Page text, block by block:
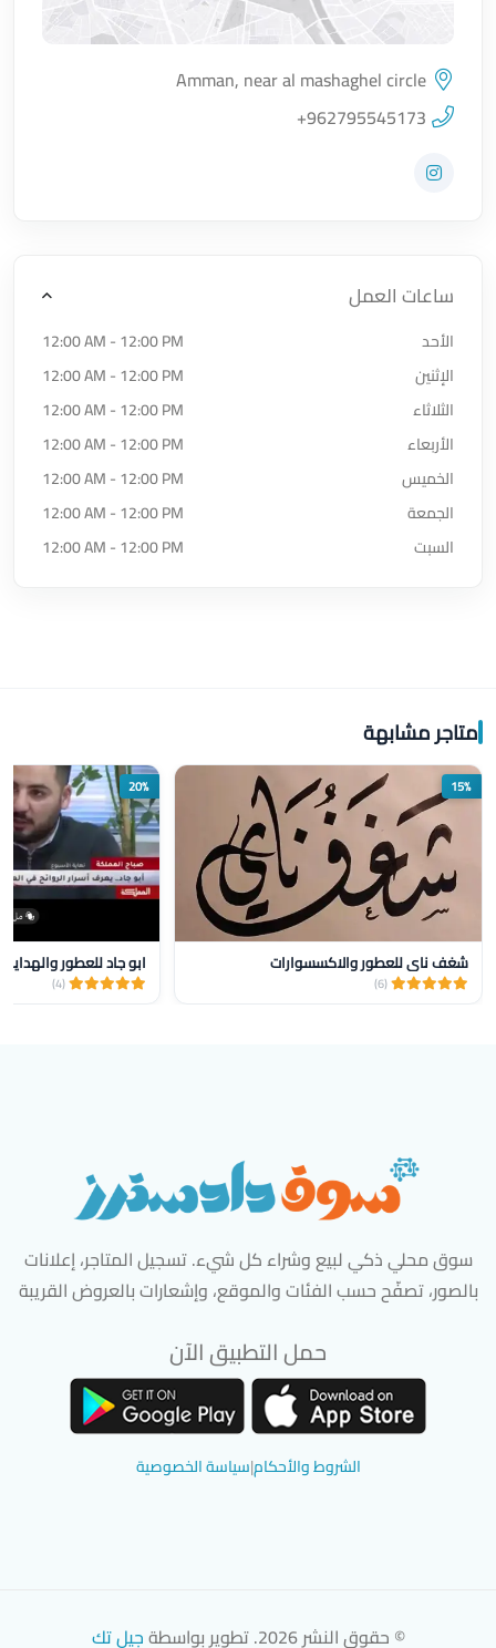
اضغط لتحميل الموقع
Amman, near al mashaghel circle
+962795545173
زيارة حساب المتجر على Instagram
ساعات العمل
الأحد
12:00 AM - 12:00 PM
الإثنين
12:00 AM - 12:00 PM
الثلاثاء
12:00 AM - 12:00 PM
الأربعاء
12:00 AM - 12:00 PM
الخميس
12:00 AM - 12:00 PM
الجمعة
12:00 AM - 12:00 PM
السبت
12:00 AM - 12:00 PM
متاجر مشابهة
15%
شغف ناي للعطور والاكسسوارات
(6)
20%
ابو جاد للعطور والهدايا
(4)
سوق محلي ذكي لبيع وشراء كل شيء. تسجيل المتاجر، إعلانات
بالصور، تصفّح حسب الفئات والموقع، وإشعارات بالعروض القريبة
حمل التطبيق الآن
الشروط والأحكام|سياسة الخصوصية
© حقوق النشر 2026. تطوير بواسطة جيل تك